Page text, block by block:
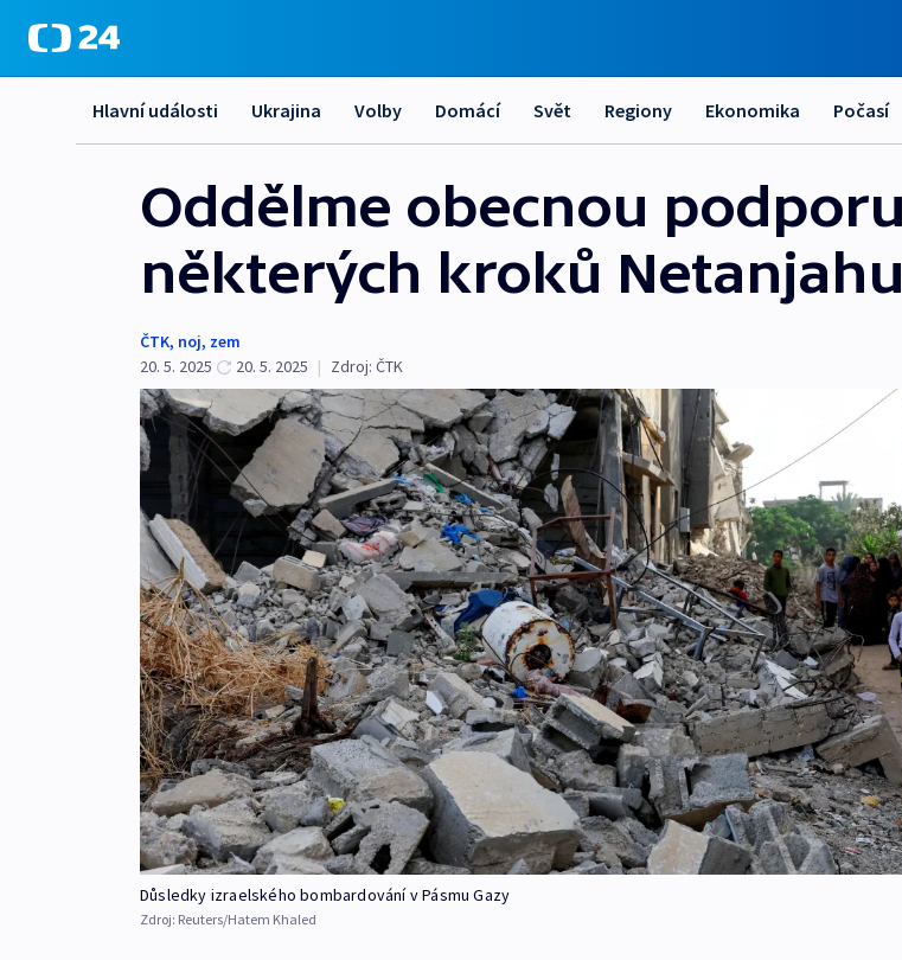
Hlavní události Ukrajina Volby Domácí Svět Regiony Ekonomika Počasí
Oddělme obecnou
některých kroků
ČTK, noj, zem
20. 5. 2025
20. 5. 2025 | Zdroj: ČTK
Důsledky izraelského bombardování v Pásmu Gazy
Zdroj: Reuters/Hatem Khaled